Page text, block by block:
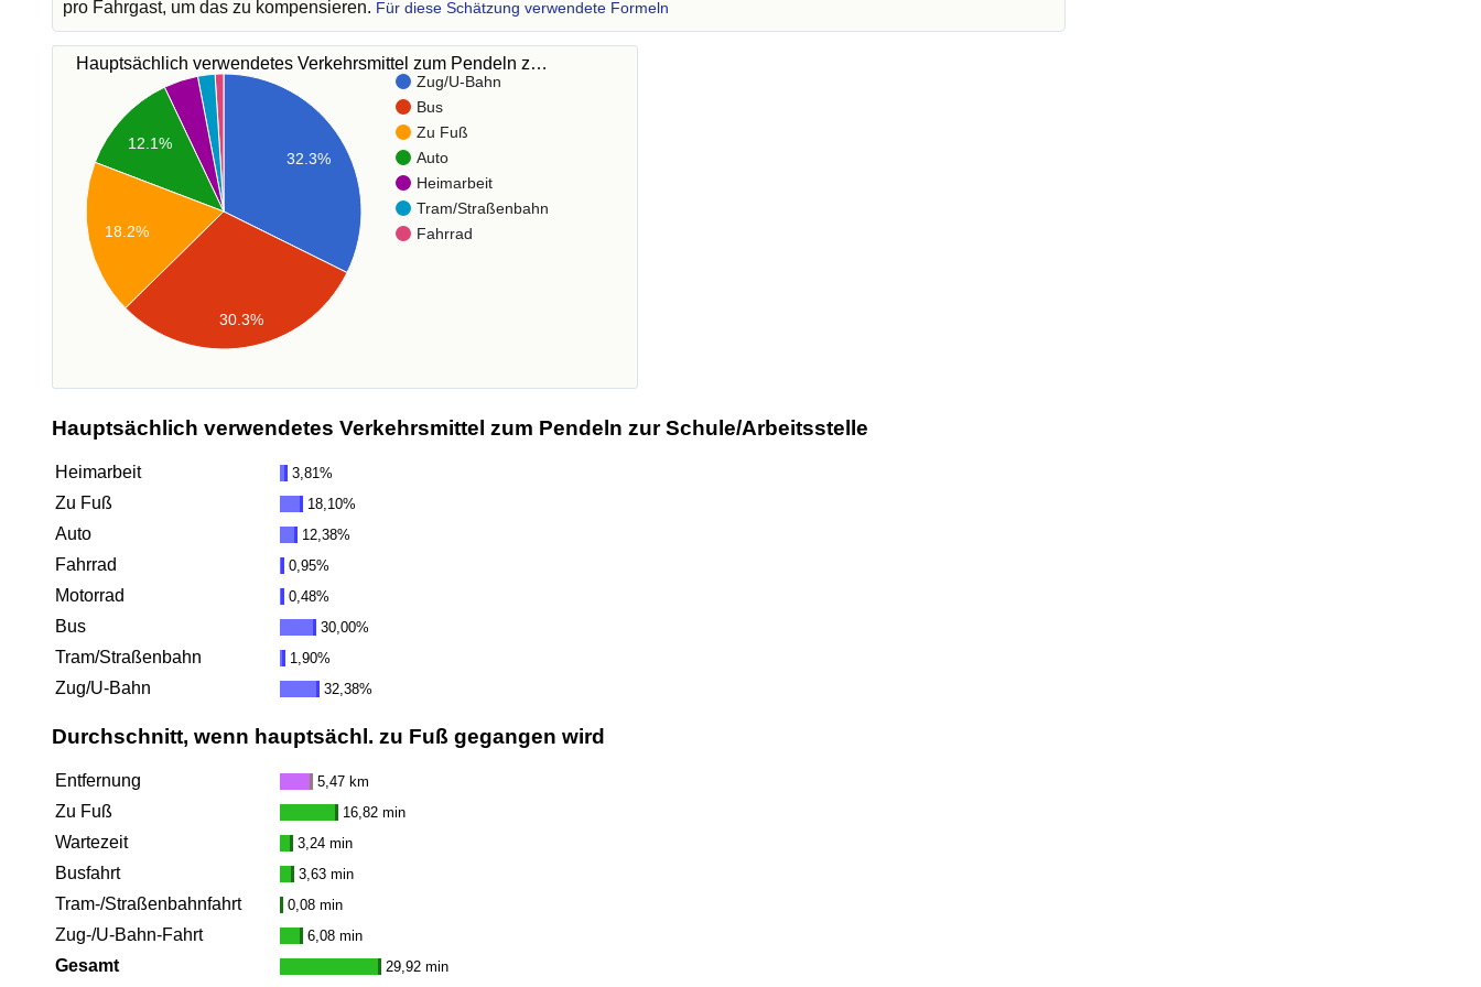
pro Fahrgast, um das zu kompensieren. Für diese Schätzung verwendete Formeln
Hauptsächlich verwendetes Verkehrsmittel zum Pendeln z…
Zug/U-Bahn
Bus
Zu Fuß
Auto
Heimarbeit
Tram/Straßenbahn
Fahrrad
32.3%
12.1%
18.2%
30.3%
Hauptsächlich verwendetes Verkehrsmittel zum Pendeln zur Schule/Arbeitsstelle
Heimarbeit 3,81%
Zu Fuß 18,10%
Auto 12,38%
Fahrrad 0,95%
Motorrad 0,48%
Bus 30,00%
Tram/Straßenbahn 1,90%
Zug/U-Bahn 32,38%
Durchschnitt, wenn hauptsächl. zu Fuß gegangen wird
Entfernung 5,47 km
Zu Fuß 16,82 min
Wartezeit 3,24 min
Busfahrt 3,63 min
Tram-/Straßenbahnfahrt 0,08 min
Zug-/U-Bahn-Fahrt 6,08 min
Gesamt 29,92 min